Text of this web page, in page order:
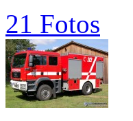
21 Fotos